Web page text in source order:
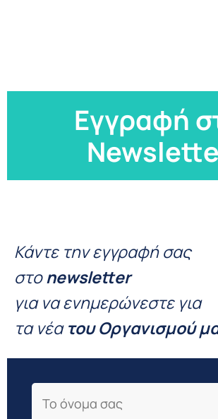
Εγγραφή
Κάντε την εγγραφή σας
στοnewsletter
για να ενημερώνεστε για
τα νέατου Οργανισμού